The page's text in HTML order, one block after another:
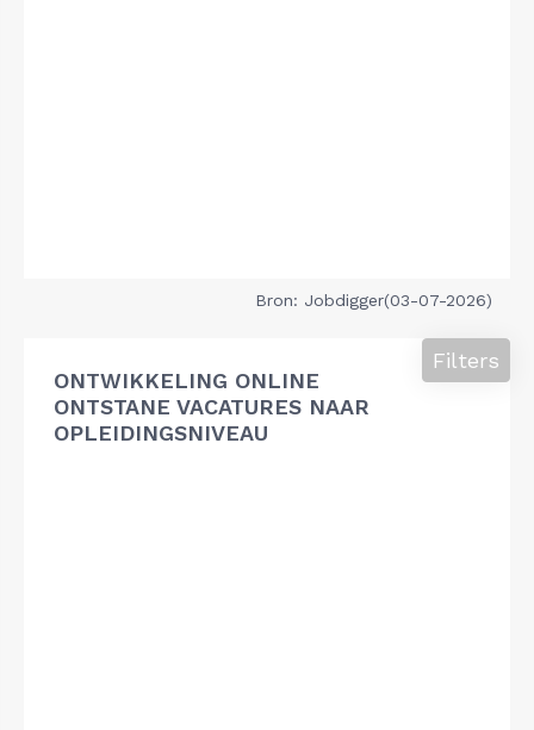
Bron: Jobdigger(03-07-2026)
ONTWIKKELING ONLINE
ONTSTANE VACATURES NAAR
OPLEIDINGSNIVEAU
Filters